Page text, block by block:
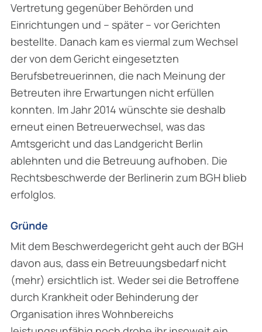
Vertretung gegenüber Behörden und
Einrichtungen und – später – vor Gerichten
bestellte. Danach kam es viermal zum Wechsel
der von dem Gericht eingesetzten
Berufsbetreuerinnen, die nach Meinung der
Betreuten ihre Erwartungen nicht erfüllen
konnten. Im Jahr 2014 wünschte sie deshalb
erneut einen Betreuerwechsel, was das
Amtsgericht und das Landgericht Berlin
ablehnten und die Betreuung aufhoben. Die
Rechtsbeschwerde der Berlinerin zum BGH blieb
erfolglos.
Gründe
Mit dem Beschwerdegericht geht auch der BGH
davon aus, dass ein Betreuungsbedarf nicht
(mehr) ersichtlich ist. Weder sei die Betroffene
durch Krankheit oder Behinderung der
Organisation ihres Wohnbereichs